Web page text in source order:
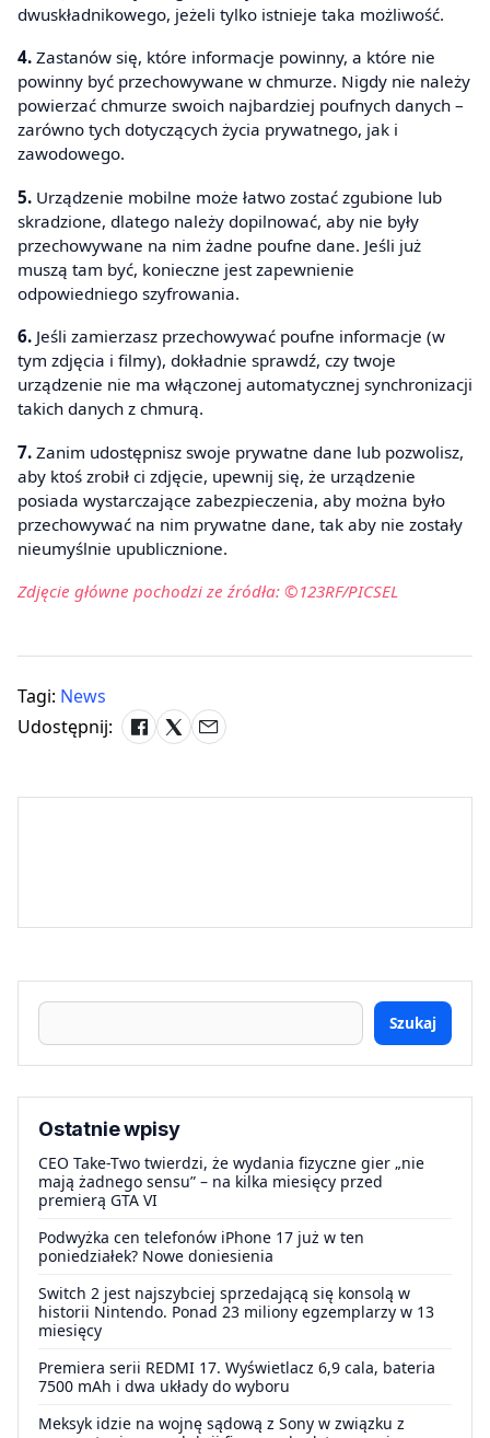
dwuskładnikowego, jeżeli tylko istnieje taka możliwość.
4. Zastanów się, które informacje powinny, a które nie
powinny być przechowywane w chmurze. Nigdy nie należy
powierzać chmurze swoich najbardziej poufnych danych –
zarówno tych dotyczących życia prywatnego, jak i
zawodowego.
5. Urządzenie mobilne może łatwo zostać zgubione lub
skradzione, dlatego należy dopilnować, aby nie były
przechowywane na nim żadne poufne dane. Jeśli już
muszą tam być, konieczne jest zapewnienie
odpowiedniego szyfrowania.
6. Jeśli zamierzasz przechowywać poufne informacje (w
tym zdjęcia i filmy), dokładnie sprawdź, czy twoje
urządzenie nie ma włączonej automatycznej synchronizacji
takich danych z chmurą.
7. Zanim udostępnisz swoje prywatne dane lub pozwolisz,
aby ktoś zrobił ci zdjęcie, upewnij się, że urządzenie
posiada wystarczające zabezpieczenia, aby można było
przechowywać na nim prywatne dane, tak aby nie zostały
nieumyślnie upublicznione.
Zdjęcie główne pochodzi ze źródła: ©123RF/PICSEL
Tagi: News
Udostępnij:
Szukaj
Ostatnie wpisy
CEO Take-Two twierdzi, że wydania fizyczne gier „nie
mają żadnego sensu” – na kilka miesięcy przed
premierą GTA VI
Podwyżka cen telefonów iPhone 17 już w ten
poniedziałek? Nowe doniesienia
Switch 2 jest najszybciej sprzedającą się konsolą w
historii Nintendo. Ponad 23 miliony egzemplarzy w 13
miesięcy
Premiera serii REDMI 17. Wyświetlacz 6,9 cala, bateria
7500 mAh i dwa układy do wyboru
Meksyk idzie na wojnę sądową z Sony w związku z